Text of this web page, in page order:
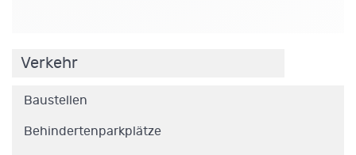
Verkehr
Baustellen
Behindertenparkplätze